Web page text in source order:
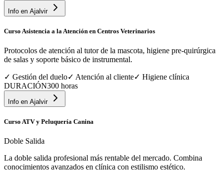
Info en Ajalvir
Curso Asistencia a la Atención en Centros Veterinarios
Protocolos de atención al tutor de la mascota, higiene pre-quirúrgica
de salas y soporte básico de instrumental.
✓ Gestión del duelo✓ Atención al cliente✓ Higiene clínica
DURACIÓN300 horas
Info en Ajalvir
Curso ATV y Peluquería Canina
Doble Salida
La doble salida profesional más rentable del mercado. Combina
conocimientos avanzados en clínica con estilismo estético.